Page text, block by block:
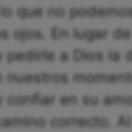
que no
ojos. En lugar
pedirle a Dios la
nuestros
confiar en su
correcto. Al